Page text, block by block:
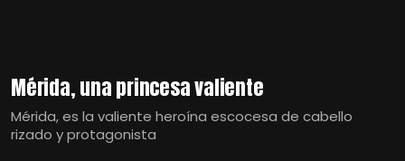
Mérida, una princesa valiente
Mérida, es la valiente heroína escocesa de cabello
rizado y protagonista